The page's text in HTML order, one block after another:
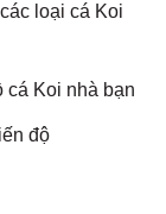
loại cá Koi
cá Koi nhà bạn
độ